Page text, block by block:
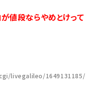
値段ならやめとけって
livegalileo/1649131185/